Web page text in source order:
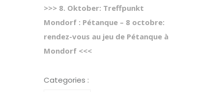
>>> 8. Oktober: Treffpunkt
Mondorf : Pétanque – 8 octobre:
rendez-vous au jeu de Pétanque à
Mondorf <<<
Categories :